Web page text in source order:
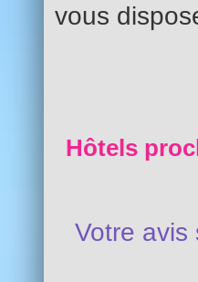
vous
Hôtels
Votre avis